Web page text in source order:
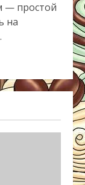
— простой
на